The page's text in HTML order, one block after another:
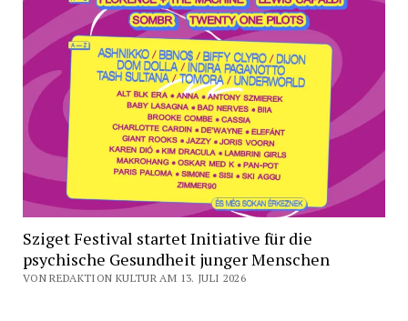
Sziget Festival startet Initiative für die
psychische Gesundheit junger Menschen
VON REDAKTION KULTUR AM 13. JULI 2026